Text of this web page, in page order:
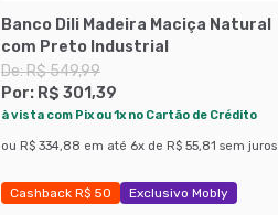
Banco Dili Madeira Maciça Natural
com Preto Industrial
De:R$ 549,99
Por: R$ 301,39
à vista com Pix ou 1x no Cartão de Crédito
ou R$ 334,88 em até 6x de R$ 55,81 sem juros
Cashback R$ 50
Exclusivo Mobly